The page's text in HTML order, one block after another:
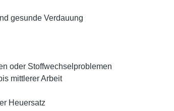
gesunde Verdauung
oder Stoffwechselproblemen
mittlerer Arbeit
Heuersatz